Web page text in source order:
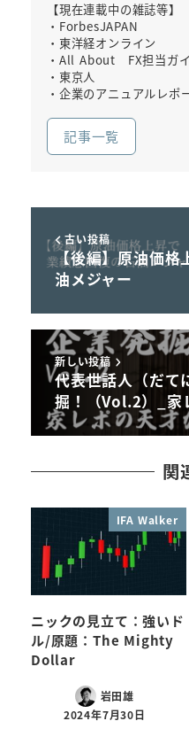
【現在連載中の雑誌等】
・ForbesJAPAN
・東洋経オンライン
・All About FX担当ガ
・東京人
・企業のアニュアルレポ
記事一覧
古い投稿
【後編】原油価格
油メジャー
新しい投稿
代表世話人（だて
掘！（Vol.2）_
関
IFA Walker
ニックの見立て：強いド
ル/原題：The Mighty
Dollar
岩田雄
2024年7月30日